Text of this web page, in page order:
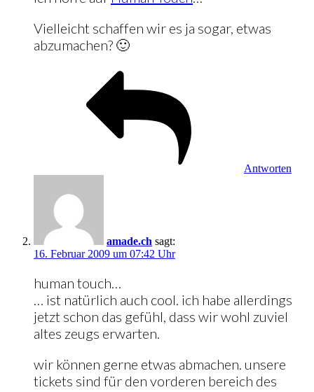
Vielleicht schaffen wir es ja sogar, etwas
abzumachen? 🙂
Antworten
amade.ch sagt:
16. Februar 2009 um 07:42 Uhr
human touch…
… ist natürlich auch cool. ich habe allerdings
jetzt schon das gefühl, dass wir wohl zuviel
altes zeugs erwarten.
wir können gerne etwas abmachen. unsere
tickets sind für den vorderen bereich des